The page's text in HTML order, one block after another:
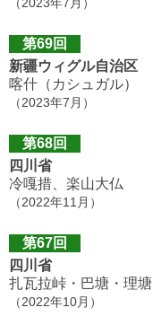
（2023年7月）
第69回
新疆ウィグル自治区
喀什（カシュガル）
（2023年7月）
第68回
四川省
冷嘎措、楽山大仏
（2022年11月）
第67回
四川省
扎瓦拉峠・巴塘・理塘
（2022年10月）